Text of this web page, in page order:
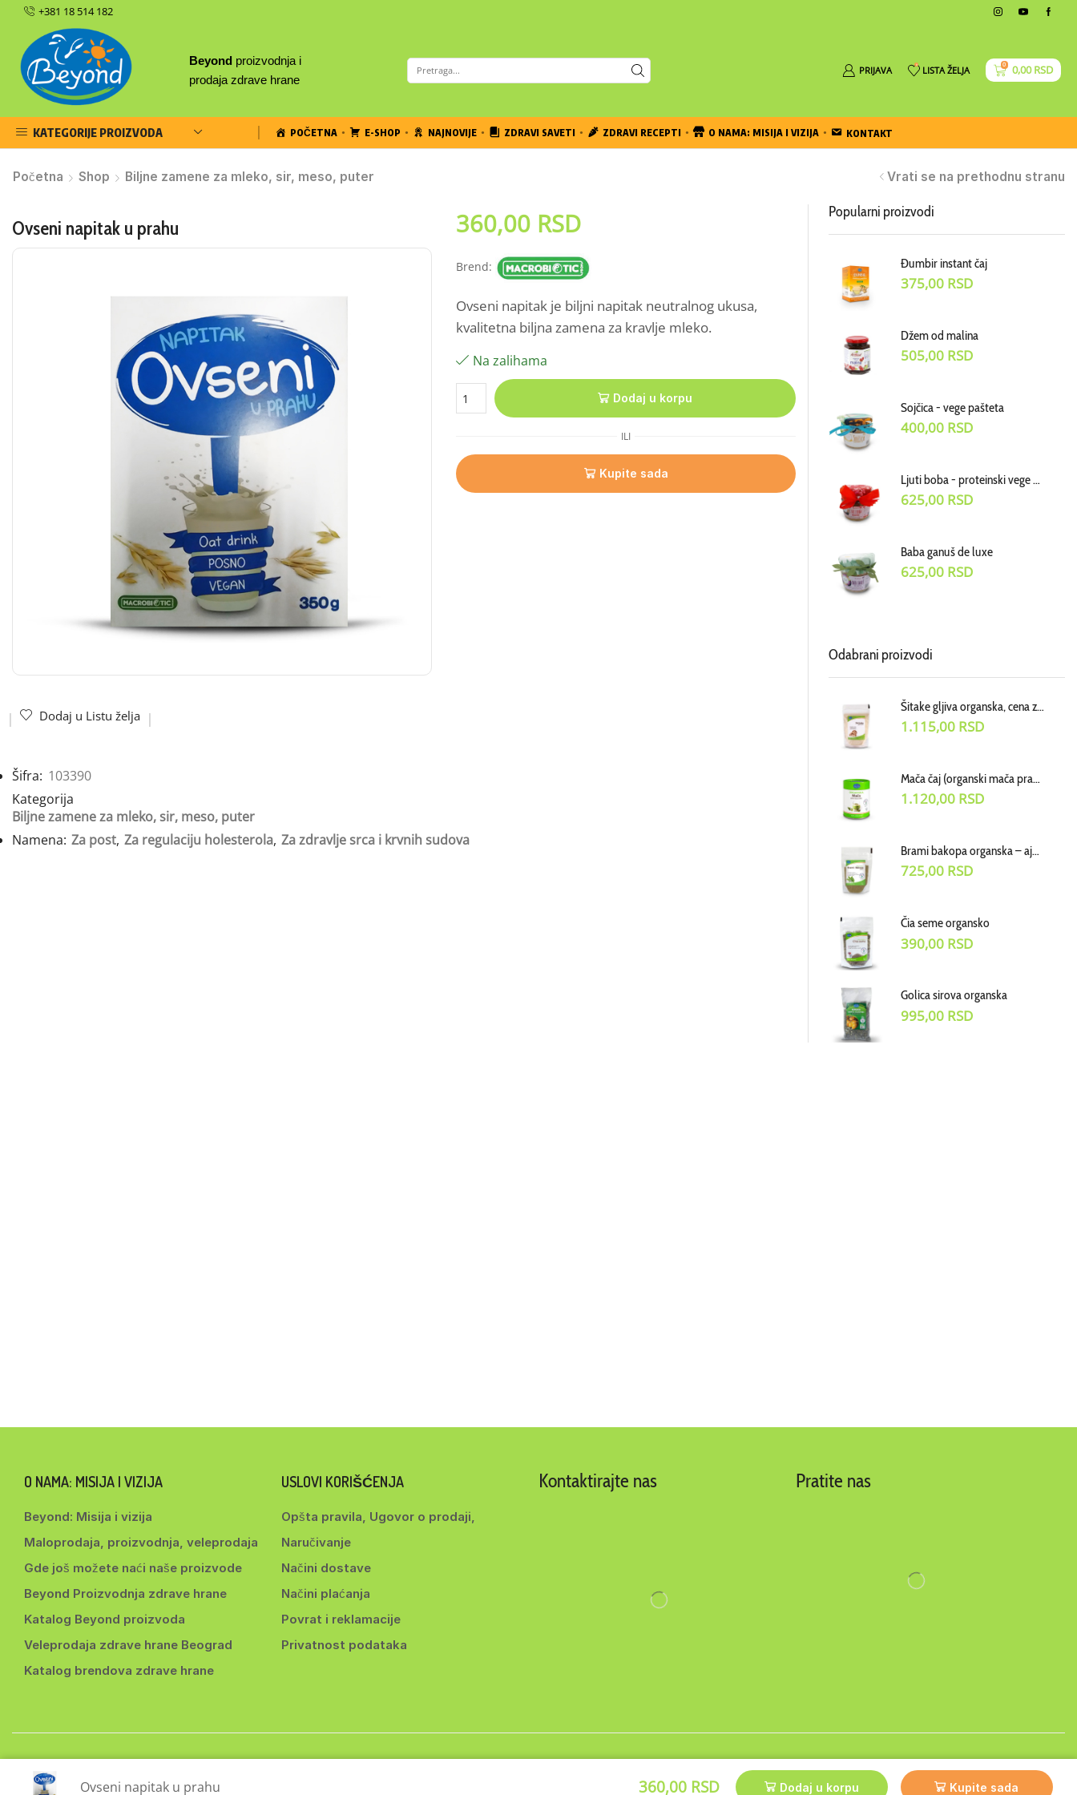
+381 18 514 182
Beyond proizvodnja i
prodaja zdrave hrane
PRIJAVA 0 LISTA ŽELJA 0 0,00RSD
KATEGORIJE PROIZVODA POČETNA E-SHOP NAJNOVIJE ZDRAVI SAVETI ZDRAVI RECEPTI O NAMA: MISIJA I VIZIJA KONTAKT
Početna Shop Biljne zamene za mleko, sir, meso, puter Vrati se na prethodnu stranu
Ovseni napitak u prahu 360,00 RSD
Brend:
Ovseni napitak je biljni napitak neutralnog ukusa,
kvalitetna biljna zamena za kravlje mleko.
Na zalihama
Dodaj u korpu
ILI
Kupite sada
Dodaj u Listu želja
Šifra: 103390
Kategorija
Biljne zamene za mleko, sir, meso, puter
Namena: Za post, Za regulaciju holesterola, Za zdravlje srca i krvnih sudova
Popularni proizvodi
Đumbir instant čaj
375,00 RSD
Džem od malina
505,00 RSD
Sojčica - vege pašteta
400,00 RSD
Ljuti boba - proteinski vege dodatak uz jela
625,00 RSD
Baba ganuš de luxe
625,00 RSD
Odabrani proizvodi
Šitake gljiva organska, cena za 100g
1.115,00 RSD
Mača čaj (organski mača prah) cena za 50g
1.120,00 RSD
Brami bakopa organska – ajurvedski biljni prah, cena za 70 g
725,00 RSD
Čia seme organsko
390,00 RSD
Golica sirova organska
995,00 RSD
O NAMA: MISIJA I VIZIJA
Beyond: Misija i vizija
Maloprodaja, proizvodnja, veleprodaja
Gde još možete naći naše proizvode
Beyond Proizvodnja zdrave hrane
Katalog Beyond proizvoda
Veleprodaja zdrave hrane Beograd
Katalog brendova zdrave hrane
USLOVI KORIŠĆENJA
Opšta pravila, Ugovor o prodaji,
Naručivanje
Načini dostave
Načini plaćanja
Povrat i reklamacije
Privatnost podataka
Kontaktirajte nas Pratite nas
Ovseni napitak u prahu 360,00 RSD Dodaj u korpu Kupite sada